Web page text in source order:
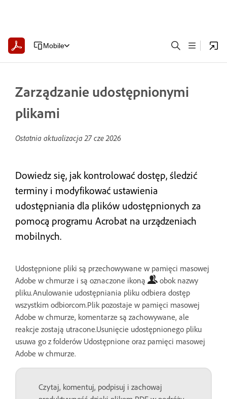
Mobile
Zarządzanie udostępnionymi
plikami
Ostatnia aktualizacja27 cze 2026
Dowiedz się, jak kontrolować dostęp, śledzić
terminy i modyfikować ustawienia
udostępniania dla plików udostępnionych za
pomocą programu Acrobat na urządzeniach
mobilnych.
Udostępnione pliki są przechowywane w pamięci masowej
Adobe w chmurze i są oznaczone ikoną
obok nazwy
pliku.Anulowanie udostępniania pliku odbiera dostęp
wszystkim odbiorcom.Plik pozostaje w pamięci masowej
Adobe w chmurze, komentarze są zachowywane, ale
reakcje zostają utracone.Usunięcie udostępnionego pliku
usuwa go z folderów Udostępnione oraz pamięci masowej
Adobe w chmurze.
Czytaj, komentuj, podpisuj i zachowaj